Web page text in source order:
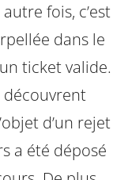
fois, c’est
dans le
ticket valide.
découvrent
d’un rejet
a été déposé